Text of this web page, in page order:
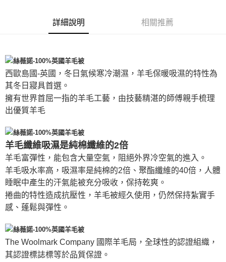
詳細說明 相關推薦
西歐島國-英國，冬日氣候寒冷潮濕，羊毛保暖吸濕的特性為
其冬日寢具首選。
擁有世界首屈一指的羊毛工藝，由技藝精湛的師傅親手梳理
出優質羊毛
羊毛纖維吸濕是純棉纖維的2倍
羊毛富彈性，能包含大量空氣，阻絕外界冷空氣的進入。
羊毛吸水率高，吸濕率是純棉的2倍、聚酯纖維的40倍，人體
睡眠中產生的汗氣能被充分吸收，保持乾爽。
捲曲的特性造成抗壓性，羊毛被經久使用，仍然保持紮實手
感、蓬鬆與彈性。
The Woolmark Company 國際羊毛局，全球性的認證組織，
其認證標誌標等於品質保證。